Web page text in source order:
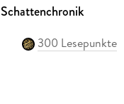
300 Lesepunkte